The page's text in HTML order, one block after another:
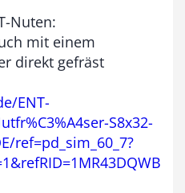
Nuten:
mit einem
direkt gefräst
ENT-
S8x32-
ref=pd_sim_60_7?